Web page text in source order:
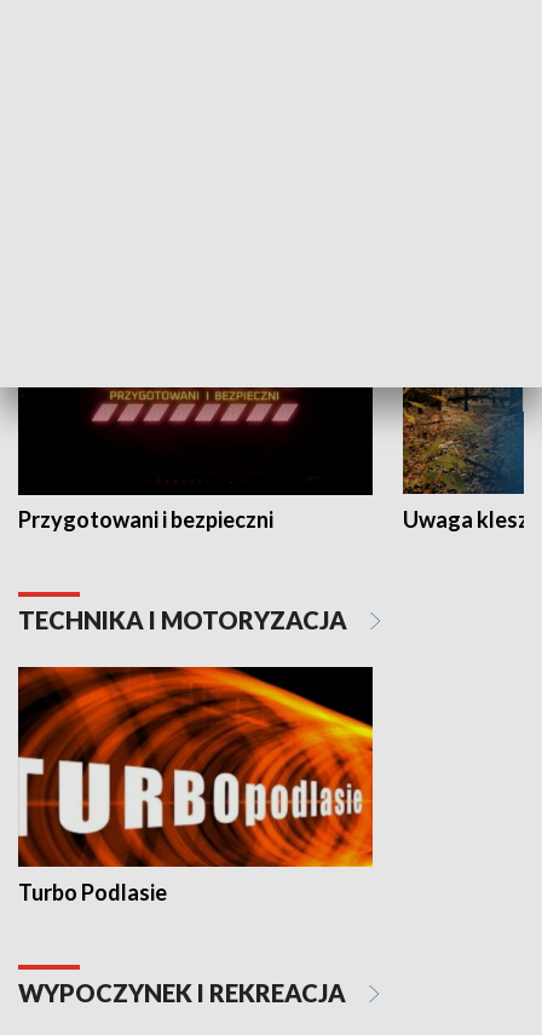
Przygotowani i bezpieczni Uwaga
TECHNIKA I MOTORYZACJA
Turbo Podlasie
WYPOCZYNEK I REKREACJA